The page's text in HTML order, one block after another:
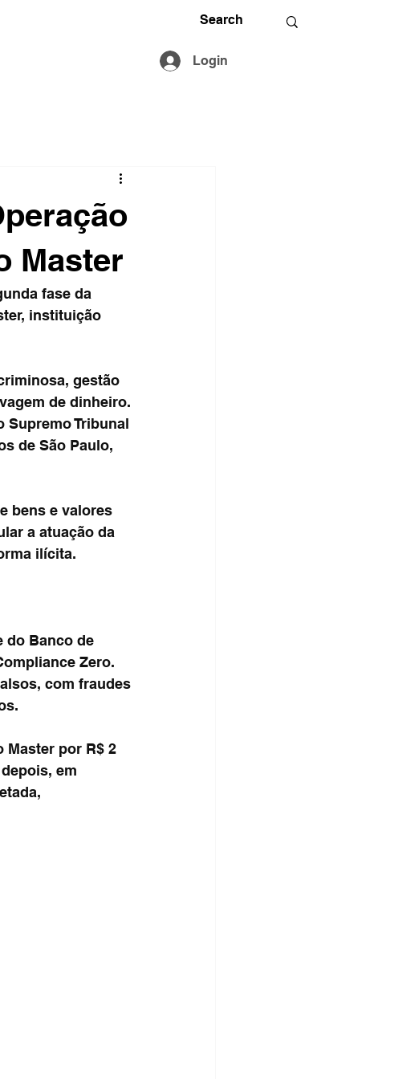
Login
Master
fase da
instituição
gestão
de dinheiro.
Supremo Tribunal
de São Paulo,
bens e valores
a atuação da
ilícita.
do Banco de
Zero.
com fraudes
Master por R$ 2
em